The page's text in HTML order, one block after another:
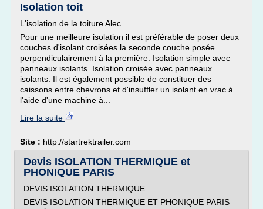
Isolation toit
L'isolation de la toiture Alec.
Pour une meilleure isolation il est préférable de poser deux
couches d'isolant croisées la seconde couche posée
perpendiculairement à la première. Isolation simple avec
panneaux isolants. Isolation croisée avec panneaux
isolants. Il est également possible de constituer des
caissons entre chevrons et d'insuffler un isolant en vrac à
l'aide d'une machine à...
Lire la suite
Site : http://startrektrailer.com
Devis ISOLATION THERMIQUE et
PHONIQUE PARIS
DEVIS ISOLATION THERMIQUE
DEVIS ISOLATION THERMIQUE ET PHONIQUE PARIS